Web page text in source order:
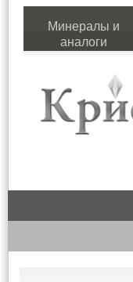
Минералы и
аналоги